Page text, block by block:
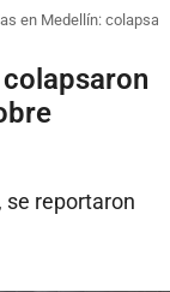
en Medellín:
se reportaron